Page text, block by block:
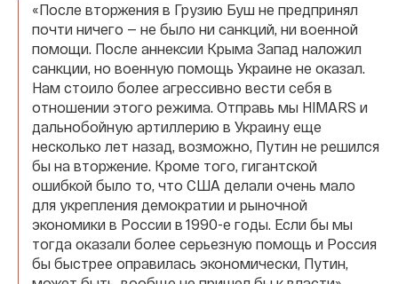
«После вторжения в Грузию Буш не предпринял
почти ничего — не было ни санкций, ни военной
помощи. После аннексии Крыма Запад наложил
санкции, но военную помощь Украине не оказал.
Нам стоило более агрессивно вести себя в
отношении этого режима. Отправь мы HIMARS и
дальнобойную артиллерию в Украину еще
несколько лет назад, возможно, Путин не решился
бы на вторжение. Кроме того, гигантской
ошибкой было то, что США делали очень мало
для укрепления демократии и рыночной
экономики в России в 1990-е годы. Если бы мы
тогда оказали более серьезную помощь и Россия
бы быстрее оправилась экономически, Путин,